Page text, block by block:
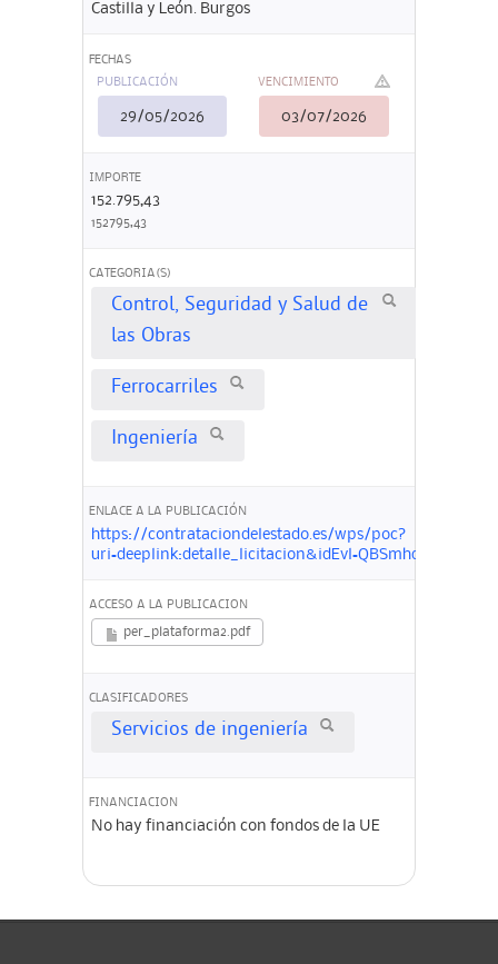
Castilla y León. Burgos
FECHAS
PUBLICACIÓN
29/05/2026
VENCIMIENTO
03/07/2026
IMPORTE
152.795,43
152795,43
CATEGORIA(S)
Control, Seguridad y Salud de
las Obras
Ferrocarriles
Ingeniería
ENLACE A LA PUBLICACIÓN
https://contrataciondelestado.es/wps/poc?
ACCESO A LA PUBLICACION
per_plataforma2.pdf
CLASIFICADORES
Servicios de ingeniería
FINANCIACION
No hay financiación con fondos de la UE